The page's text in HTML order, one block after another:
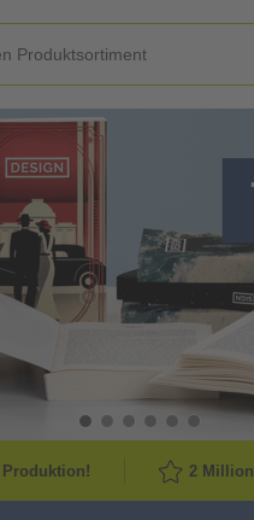
Produktion! 2